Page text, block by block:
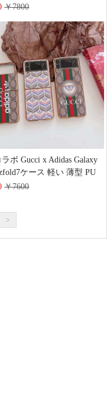
galaxy s26/s26+スマホケー
iphone17/16/15保護ケ
ージャス 綺麗 女性 おしゃ
￥7800
ボ Gucci x Adidas Galaxy
ケース 軽い 薄型 PU
グッチ アディダス ギャラ
ース 送料無料
￥7600
>